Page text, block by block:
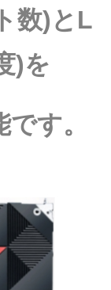
数)とL
)を
す。